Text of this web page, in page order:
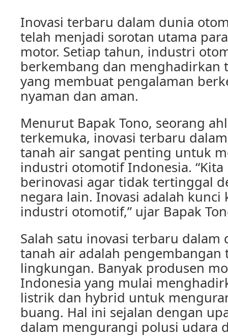
Inovasi terbaru dalam dunia
telah menjadi sorotan utama
motor. Setiap tahun, industri
berkembang dan menghadirkan
yang membuat pengalaman
nyaman dan aman.
Menurut Bapak Tono, seorang
terkemuka, inovasi terbaru
tanah air sangat penting untuk
industri otomotif Indonesia.
berinovasi agar tidak tertinggal
negara lain. Inovasi adalah kunci
industri otomotif,” ujar Bapak
Salah satu inovasi terbaru
tanah air adalah pengembangan
lingkungan. Banyak produsen
Indonesia yang mulai
listrik dan hybrid untuk
buang. Hal ini sejalan dengan
dalam mengurangi polusi udara